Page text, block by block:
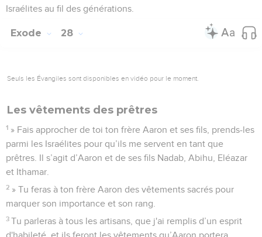
Israélites au fil des générations.
Exode 28
Seuls les Évangiles sont disponibles en vidéo pour le moment.
Les vêtements des prêtres
1 » Fais approcher de toi ton frère Aaron et ses fils, prends-les
parmi les Israélites pour qu’ils me servent en tant que
prêtres. Il s’agit d’Aaron et de ses fils Nadab, Abihu, Eléazar
et Ithamar.
2 » Tu feras à ton frère Aaron des vêtements sacrés pour
marquer son importance et son rang.
3 Tu parleras à tous les artisans, que j'ai remplis d’un esprit
d'habileté, et ils feront les vêtements qu’Aaron portera